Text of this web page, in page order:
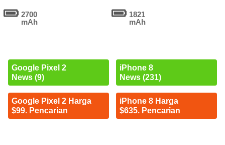
2700
mAh
Google Pixel 2
News (9)
Google Pixel 2 Harga
$99. Pencarian
1821
mAh
iPhone 8
News (231)
iPhone 8 Harga
$635. Pencarian